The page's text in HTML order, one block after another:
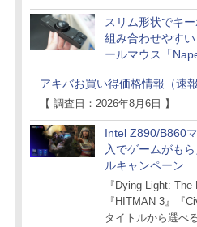
Thermaltakeから
スリム形状でキ
組み合わせやす
ールマウス「
Keychronから
アキバお買い得価格情報（速報
【 調査日：2026年8月6日 】
Intel Z890/B860
入でゲームがも
ルキャンペーン
『Dying Light: The
『HITMAN 3』『
タイトルから選べ